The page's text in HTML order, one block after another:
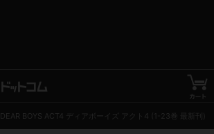
DEAR BOYS ACT4 ディアボーイズ アクト4 (1-23巻 最新刊)